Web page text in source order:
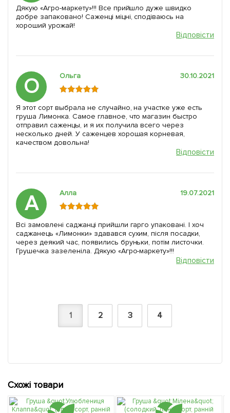
Дякую «Агро-маркету»!!! Все прийшло дуже швидко
добре запаковано! Саженці міцні, сподіваюсь на
хороший урожай!
Відповісти
О Ольга 30.10.2021
Я этот сорт выбрала не случайно, на участке уже есть
груша Лимонка. Самое главное, что магазин быстро
отправил саженцы, и я их получила всего через
несколько дней. У саженцев хорошая корневая,
качеством довольна!
Відповісти
А Алла 19.07.2021
Всі замовлені саджанці прийшли гарго упаковані. І хоч
саджанець «Лимонки» здавався сухим, після посадки,
через деякий час, появились бруньки, потім листочки.
Грушечка зазеленіла. Дякую «Агро-маркету»!!!
Відповісти
1 2 3 4
Схожі товари